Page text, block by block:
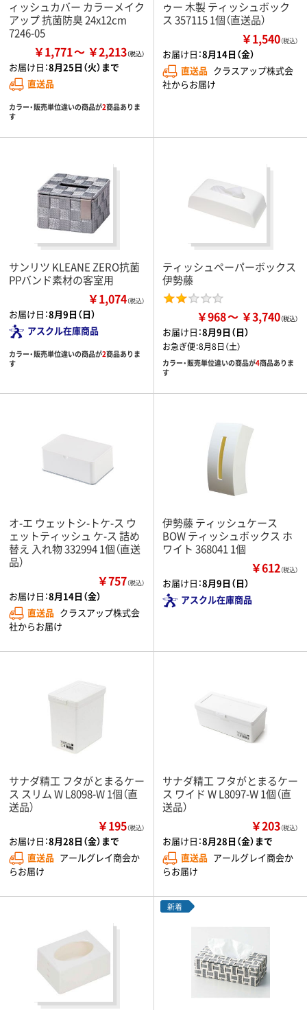
ィッシュカバー カラーメイク
アップ 抗菌防臭 24x12cm
7246-05
￥1,771 ￥2,213
お届け日：8月25日（火）まで
直送品
カラー・販売単位違いの商品が2商品ありま
す
ゥー 木製 ティッシュボック
ス 357115 1個（直送品）
￥1,540（税込）
お届け日：8月14日（金）
直送品 クラスアップ株式会
社からお届け
サンリツ KLEANE ZERO抗菌
PPバンド素材の客室用
￥1,074（税込）
お届け日：8月9日（日）
アスクル在庫商品
カラー・販売単位違いの商品が2商品ありま
す
ティッシュペーパーボックス
伊勢藤
￥968 ￥3,740
お届け日：8月9日（日）
お急ぎ便：8月8日（土）
カラー・販売単位違いの商品が4商品ありま
す
オ-エ ウェットシ-トケ-ス ウ
ェットティッシュ ケ-ス 詰め
替え 入れ物 332994 1個（直送
品）
￥757（税込）
お届け日：8月14日（金）
直送品 クラスアップ株式会
社からお届け
伊勢藤 ティッシュケース
BOW ティッシュボックス ホ
ワイト 368041 1個
￥612（税込）
お届け日：8月9日（日）
アスクル在庫商品
サナダ精工 フタがとまるケー
ス スリム W L8098-W 1個（直
送品）
￥195（税込）
お届け日：8月28日（金）まで
直送品 アールグレイ商会か
らお届け
サナダ精工 フタがとまるケー
ス ワイド W L8097-W 1個（直
送品）
￥203（税込）
お届け日：8月28日（金）まで
直送品 アールグレイ商会か
らお届け
新着